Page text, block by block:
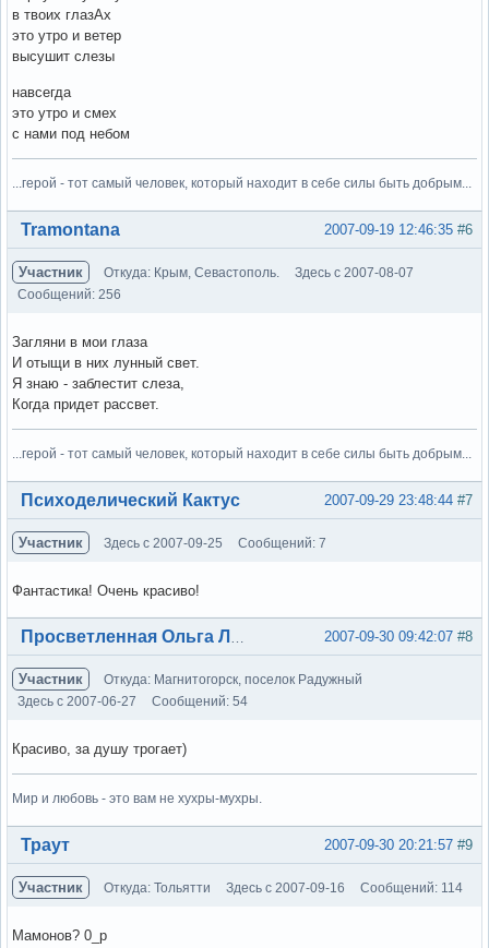
в твоих глазАх
это утро и ветер
высушит слезы
навсегда
это утро и смех
с нами под небом
...герой - тот самый человек, который находит в себе силы быть добрым...
Вне форума #6
2007-09-19 12:46:35
Tramontana
Участник Откуда: Крым, Севастополь.
Здесь с 2007-08-07
Сообщений: 256
Загляни в мои глаза
И отыщи в них лунный свет.
Я знаю - заблестит слеза,
Когда придет рассвет.
...герой - тот самый человек, который находит в себе силы быть добрым...
Вне форума #7
2007-09-29 23:48:44
Психоделический Кактус
Участник Здесь с 2007-09-25 Сообщений: 7
Фантастика! Очень красиво!
Вне форума #8
2007-09-30 09:42:07
Участник
Откуда: Магнитогорск, поселок Радужный
Здесь с 2007-06-27
Сообщений: 54
Красиво, за душу трогает)
Мир и любовь - это вам не хухры-мухры.
Вне форума #9
2007-09-30 20:21:57
Траут
Участник Откуда: Тольятти Здесь с 2007-09-16 Сообщений: 114
Мамонов? 0_р